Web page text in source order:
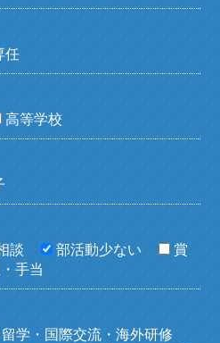
任
高等学校
談 部活動少ない
賞
手当
留学・国際交流・海外研修